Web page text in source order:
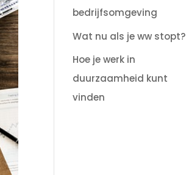
bedrijfsomgeving
Wat nu als je ww stopt?
Hoe je werk in
duurzaamheid kunt
vinden